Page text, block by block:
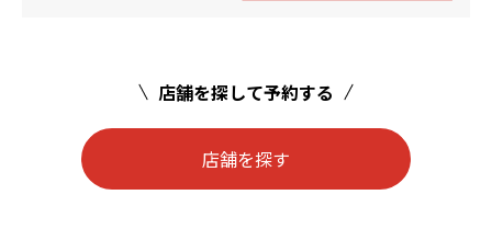
店舗を探して予約する
店舗を探す